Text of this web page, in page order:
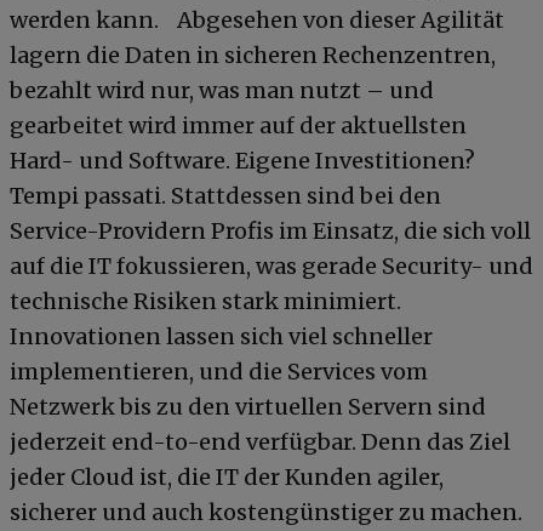
werden kann. Abgesehen von dieser Agilität
lagern die Daten in sicheren Rechenzentren,
bezahlt wird nur, was man nutzt – und
gearbeitet wird immer auf der aktuellsten
Hard- und Software. Eigene Investitionen?
Tempi passati. Stattdessen sind bei den
Service-Providern Profis im Einsatz, die sich voll
auf die IT fokussieren, was gerade Security- und
technische Risiken stark minimiert.
Innovationen lassen sich viel schneller
implementieren, und die Services vom
Netzwerk bis zu den virtuellen Servern sind
jederzeit end-to-end verfügbar. Denn das Ziel
jeder Cloud ist, die IT der Kunden agiler,
sicherer und auch kostengünstiger zu machen.